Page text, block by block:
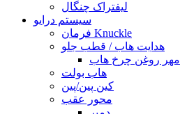
لیفتراک چنگال
سیستم درایو
فرمان Knuckle
هدایت هاب / قطب جلو
مهر روغن چرخ هاب
هاب بولت
کین پین/پین
محور عقب